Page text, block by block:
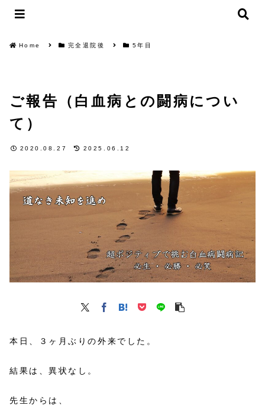
Home 完全退院後 5年目
ご報告（白血病との闘病につい
て）
2020.08.27 2025.06.12
本日、３ヶ月ぶりの外来でした。
結果は、異状なし。
先生からは、